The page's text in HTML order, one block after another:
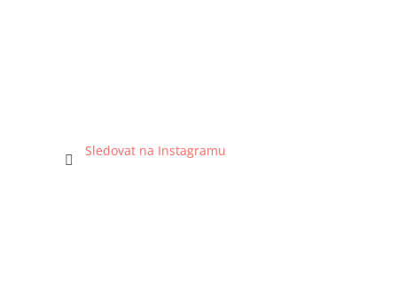
Sledovat na Instagramu